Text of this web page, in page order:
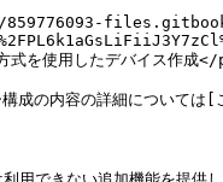
859776093-
式を使用したデバイス
ー構成の内容の詳細につ